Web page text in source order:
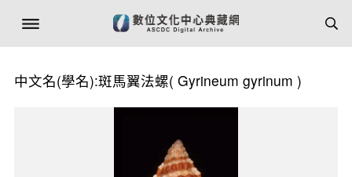
中文名(學名):斑馬翼法螺( Gyrineum gyrinum )